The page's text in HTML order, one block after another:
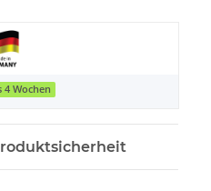
4 Wochen